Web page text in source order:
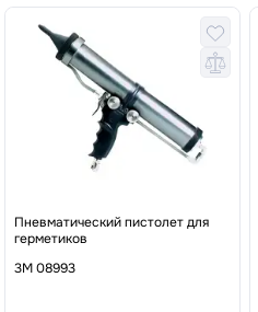
Пневматический пистолет для
герметиков
3М 08993